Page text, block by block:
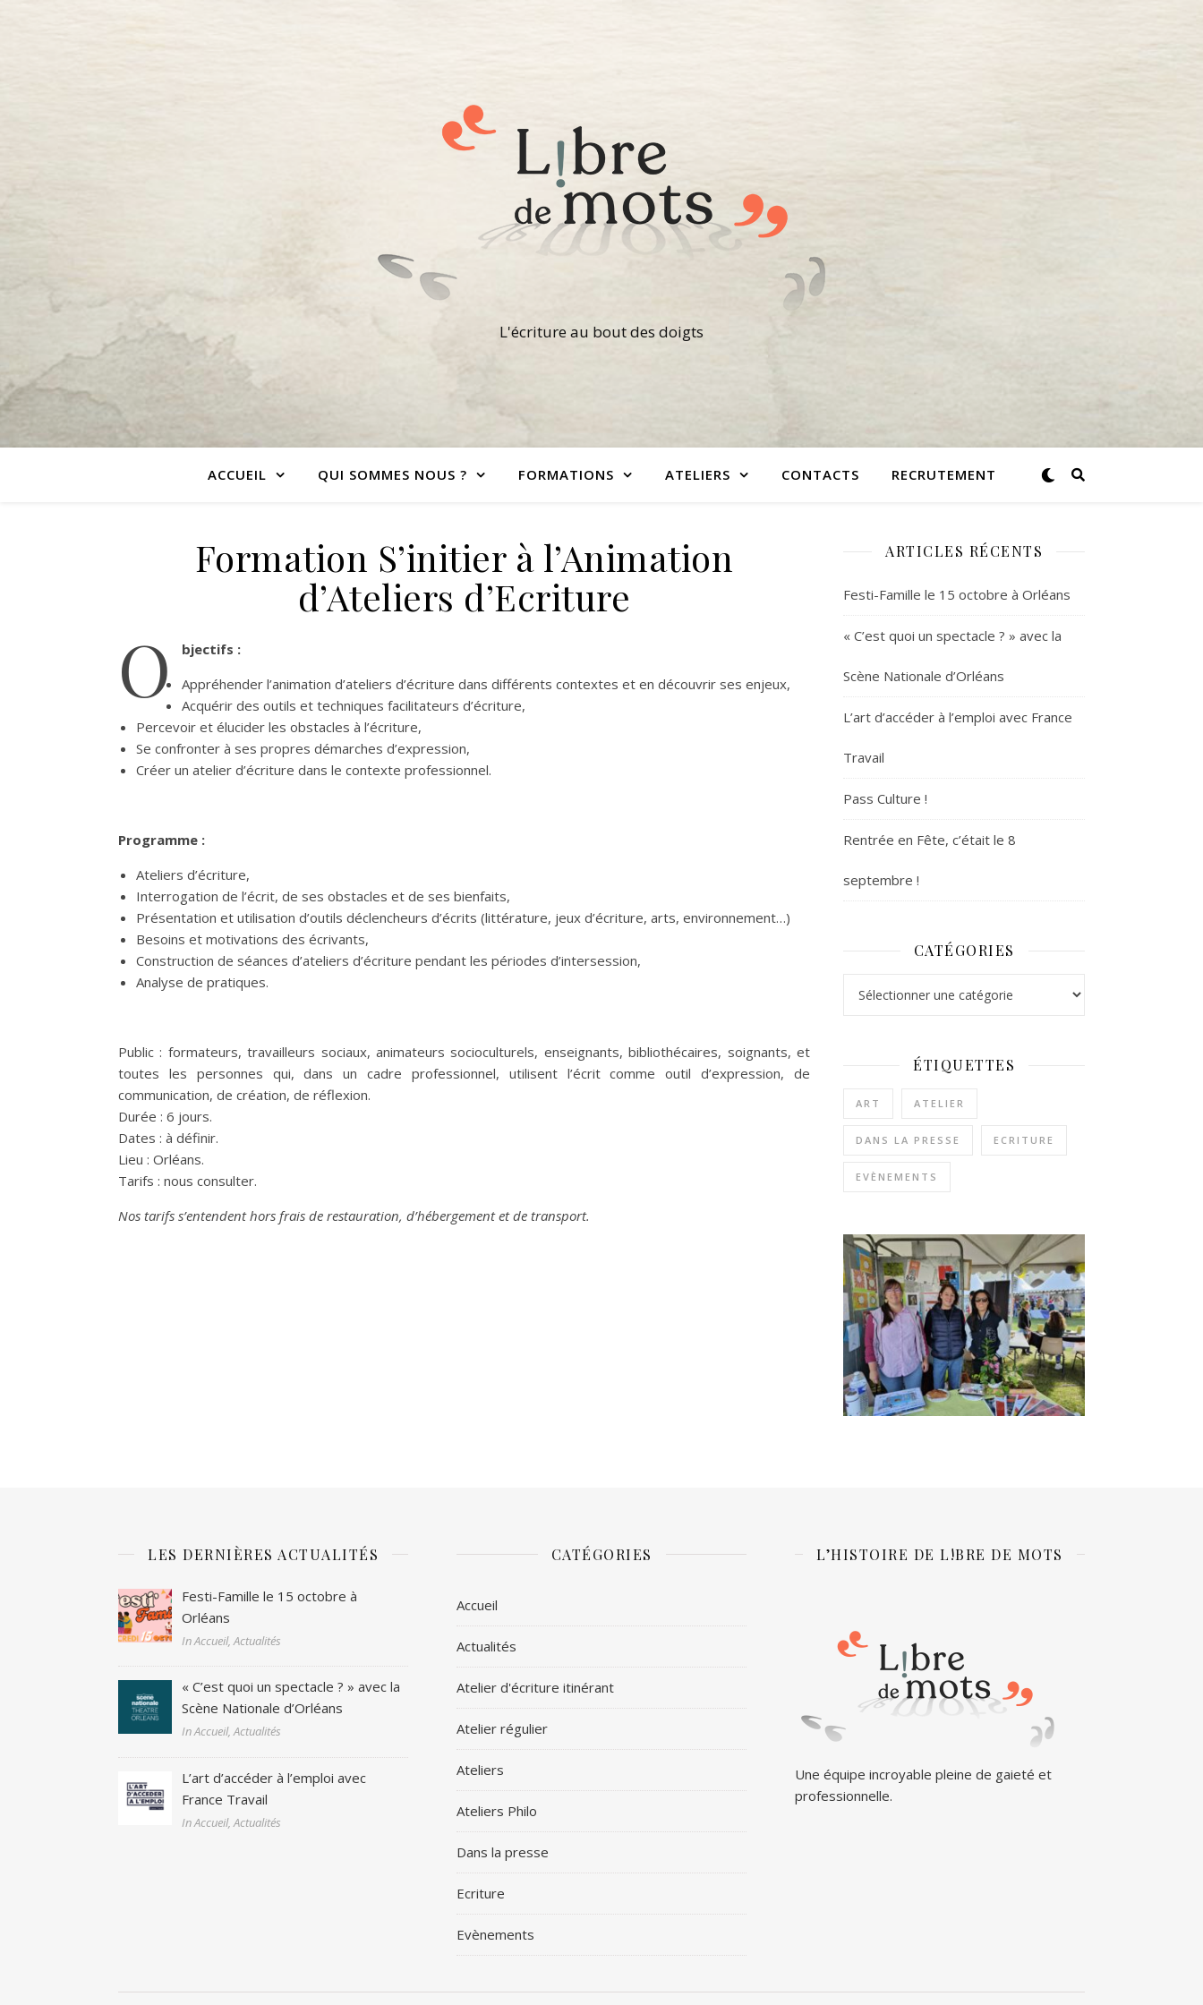
L'écriture au bout des doigts
ACCUEIL QUI SOMMES NOUS ? FORMATIONS ATELIERS CONTACTS RECRUTEMENT
Formation S’initier à l’Animation
d’Ateliers d’Ecriture
O
bjectifs :
Appréhender l’animation d’ateliers d’écriture dans différents contextes et en découvrir ses enjeux,
Acquérir des outils et techniques facilitateurs d’écriture,
Percevoir et élucider les obstacles à l’écriture,
Se confronter à ses propres démarches d’expression,
Créer un atelier d’écriture dans le contexte professionnel.
Programme :
Ateliers d’écriture,
Interrogation de l’écrit, de ses obstacles et de ses bienfaits,
Présentation et utilisation d’outils déclencheurs d’écrits (littérature, jeux d’écriture, arts, environnement…)
Besoins et motivations des écrivants,
Construction de séances d’ateliers d’écriture pendant les périodes d’intersession,
Analyse de pratiques.
Public : formateurs, travailleurs sociaux, animateurs socioculturels, enseignants, bibliothécaires, soignants, et
toutes les personnes qui, dans un cadre professionnel, utilisent l’écrit comme outil d’expression, de
communication, de création, de réflexion.
Durée : 6 jours.
Dates : à définir.
Lieu : Orléans.
Tarifs : nous consulter.
Nos tarifs s’entendent hors frais de restauration, d’hébergement et de transport.
ARTICLES RÉCENTS
Festi-Famille le 15 octobre à Orléans
« C’est quoi un spectacle ? » avec la
Scène Nationale d’Orléans
L’art d’accéder à l’emploi avec France
Travail
Pass Culture !
Rentrée en Fête, c’était le 8
septembre !
CATÉGORIES
ÉTIQUETTES
ART ATELIER
DANS LA PRESSE ECRITURE
EVÈNEMENTS
LES DERNIÈRES ACTUALITÉS
Festi-Famille le 15 octobre à
Orléans
In Accueil, Actualités
« C’est quoi un spectacle ? » avec la
Scène Nationale d’Orléans
In Accueil, Actualités
L’art d’accéder à l’emploi avec
France Travail
In Accueil, Actualités
CATÉGORIES
Accueil
Actualités
Atelier d'écriture itinérant
Atelier régulier
Ateliers
Ateliers Philo
Dans la presse
Ecriture
Evènements
L’HISTOIRE DE L!BRE DE MOTS
Une équipe incroyable pleine de gaieté et
professionnelle.